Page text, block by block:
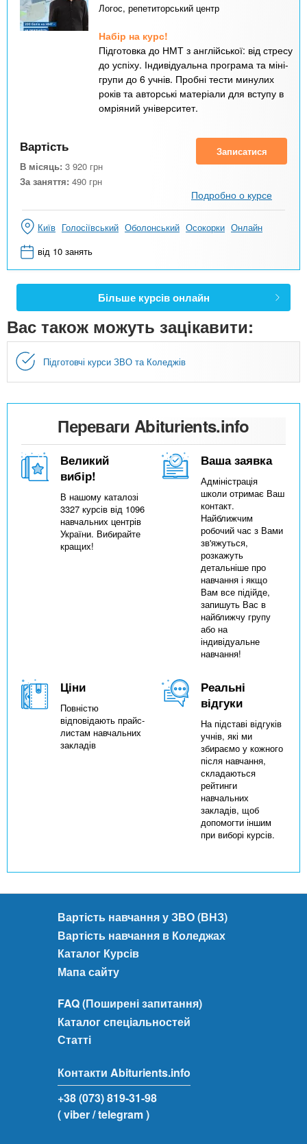
Логос, репетиторський центр
Набір на курс!
Підготовка до НМТ з англійської: від стресу
до успіху. Індивідуальна програма та міні-
групи до 6 учнів. Пробні тести минулих
років та авторські матеріали для вступу в
омріяний університет.
Вартість
В місяць: 3 920 грн
За заняття: 490 грн
Записатися
Подробно о курсе
Київ Голосіївський Оболонський Осокорки Онлайн
від 10 занять
Більше курсів онлайн
Вас також можуть зацікавити:
Підготовчі курси ЗВО та Коледжів
Переваги Abiturients.info
Великий
вибір!
В нашому каталозі
3327 курсів від 1096
навчальних центрів
України. Вибирайте
кращих!
Ваша заявка
Адміністрація
школи отримає Ваш
контакт.
Найближчим
робочий час з Вами
зв'яжуться,
розкажуть
детальніше про
навчання і якщо
Вам все підійде,
запишуть Вас в
найближчу групу
або на
індивідуальне
навчання!
Ціни
Повністю
відповідають прайс-
листам навчальних
закладів
Реальні
відгуки
На підставі відгуків
учнів, які ми
збираємо у кожного
після навчання,
складаються
рейтинги
навчальних
закладів, щоб
допомогти іншим
при виборі курсів.
Вартість навчання у ЗВО (ВНЗ)
Вартість навчання в Коледжах
Каталог Курсів
Мапа сайту
FAQ (Поширені запитання)
Каталог спеціальностей
Статті
Контакти Abiturients.info
+38 (073) 819-31-98
( viber/ telegram )